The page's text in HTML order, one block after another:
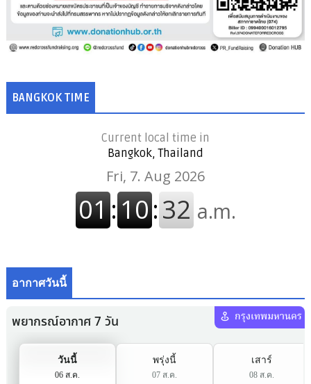
BANGKOK TIME
Current local time in
Bangkok, Thailand
อากาศวันนี้